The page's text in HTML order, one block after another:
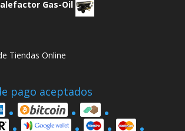
Gas-Oil
pago aceptados